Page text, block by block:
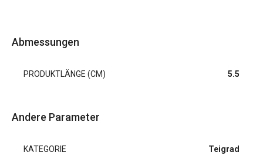
Abmessungen
PRODUKTLÄNGE (CM) 5.5
Andere Parameter
KATEGORIE Teigrad